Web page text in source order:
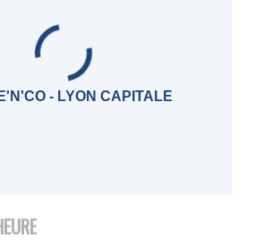
- LYON CAPITALE